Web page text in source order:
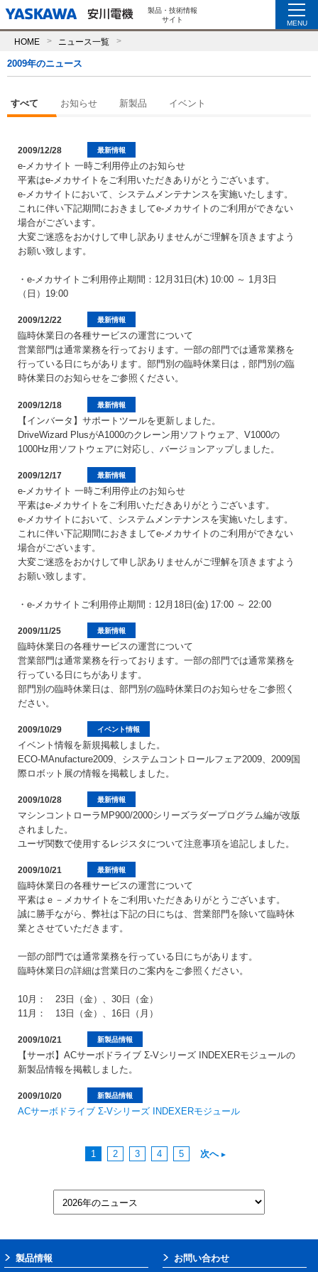
製品・技術情報
サイト
MENU
HOME ニュース一覧
2009年のニュース
すべて お知らせ 新製品 イベント
最新情報
2009/12/28
e-メカサイト 一時ご利用停止のお知らせ
平素はe-メカサイトをご利用いただきありがとうございます。
e-メカサイトにおいて、システムメンテナンスを実施いたします。
これに伴い下記期間におきましてe-メカサイトのご利用ができない
場合がございます。
大変ご迷惑をおかけして申し訳ありませんがご理解を頂きますよう
お願い致します。
・e-メカサイトご利用停止期間：12月31日(木) 10:00 ～ 1月3日
（日）19:00
最新情報
2009/12/22
臨時休業日の各種サービスの運営について
営業部門は通常業務を行っております。一部の部門では通常業務を
行っている日にちがあります。部門別の臨時休業日は，部門別の臨
時休業日のお知らせをご参照ください。
最新情報
2009/12/18
【インバータ】サポートツールを更新しました。
DriveWizard PlusがA1000のクレーン用ソフトウェア、V1000の
1000Hz用ソフトウェアに対応し、バージョンアップしました。
最新情報
2009/12/17
e-メカサイト 一時ご利用停止のお知らせ
平素はe-メカサイトをご利用いただきありがとうございます。
e-メカサイトにおいて、システムメンテナンスを実施いたします。
これに伴い下記期間におきましてe-メカサイトのご利用ができない
場合がございます。
大変ご迷惑をおかけして申し訳ありませんがご理解を頂きますよう
お願い致します。
・e-メカサイトご利用停止期間：12月18日(金) 17:00 ～ 22:00
最新情報
2009/11/25
臨時休業日の各種サービスの運営について
営業部門は通常業務を行っております。一部の部門では通常業務を
行っている日にちがあります。
部門別の臨時休業日は、部門別の臨時休業日のお知らせをご参照く
ださい。
イベント情報
2009/10/29
イベント情報を新規掲載しました。
ECO-MAnufacture2009、システムコントロールフェア2009、2009国
際ロボット展の情報を掲載しました。
最新情報
2009/10/28
マシンコントローラMP900/2000シリーズラダープログラム編が改版
されました。
ユーザ関数で使用するレジスタについて注意事項を追記しました。
最新情報
2009/10/21
臨時休業日の各種サービスの運営について
平素はｅ－メカサイトをご利用いただきありがとうございます。
誠に勝手ながら、弊社は下記の日にちは、営業部門を除いて臨時休
業とさせていただきます。
一部の部門では通常業務を行っている日にちがあります。
臨時休業日の詳細は営業日のご案内をご参照ください。
10月： 23日（金）、30日（金）
11月： 13日（金）、16日（月）
新製品情報
2009/10/21
【サーボ】ACサーボドライブ Σ-Vシリーズ INDEXERモジュールの
新製品情報を掲載しました。
新製品情報
2009/10/20
ACサーボドライブ Σ-Vシリーズ INDEXERモジュール
1 2 3 4 5 次へ
製品情報 お問い合わせ